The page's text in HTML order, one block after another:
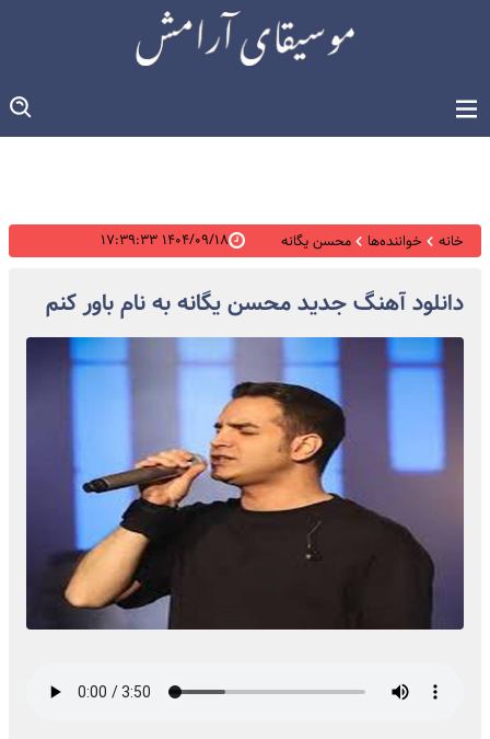
خانه خواننده‌ها محسن یگانه ۱۴۰۴/۰۹/۱۸ ۱۷:۳۹:۳۳
دانلود آهنگ جدید محسن یگانه به نام باور کنم